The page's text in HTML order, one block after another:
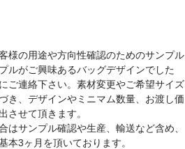
様の用途や方向性確認のためのサンプル
ルがご興味あるバッグデザインでした
ご連絡下さい。素材変更やご希望サイズ
き、デザインやミニマム数量、お渡し価
させて頂きます。
はサンプル確認や生産、輸送など含め、
本3ヶ月を頂いております。